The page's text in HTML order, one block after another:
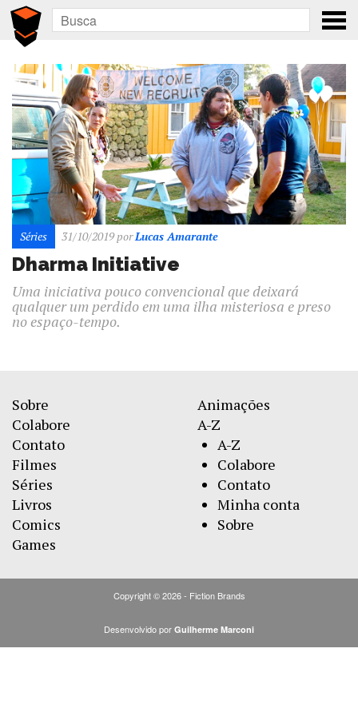
Séries 31/10/2019por Lucas Amarante
Dharma Initiative
Uma iniciativa pouco convencional que deixará
qualquer um perdido em uma ilha misteriosa e preso
no espaço-tempo.
Sobre
Colabore
Contato
Filmes
Séries
Livros
Comics
Games
Animações
A-Z
A-Z
Colabore
Contato
Minha conta
Sobre
Copyright © 2026 - Fiction Brands
Desenvolvido por Guilherme Marconi